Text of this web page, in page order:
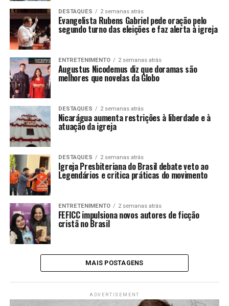
DESTAQUES 2 semanas atrás
Evangelista Rubens Gabriel pede oração pelo
segundo turno das eleições e faz alerta à igreja
ENTRETENIMENTO 2 semanas atrás
Augustus Nicodemus diz que doramas são
melhores que novelas da Globo
DESTAQUES 2 semanas atrás
Nicarágua aumenta restrições à liberdade e à
atuação da igreja
DESTAQUES 2 semanas atrás
Igreja Presbiteriana do Brasil debate veto ao
Legendários e critica práticas do movimento
ENTRETENIMENTO 2 semanas atrás
FEFICC impulsiona novos autores de ficção
cristã no Brasil
MAIS POSTAGENS
ADVERTISEMENT